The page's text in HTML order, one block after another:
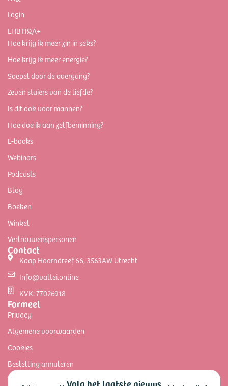
Login
LHBTIQA+
Hoe krijg ik meer zin in seks?
Hoe krijg ik meer energie?
Soepel door de overgang?
Zeven sluiers van de liefde?
Is dit ook voor mannen?
Hoe doe ik aan zelfbeminning?
E-books
Webinars
Podcasts
Blog
Boeken
Winkel
Vertrouwenspersonen
Contact
Kaap Hoorndreef 66, 3563AW Utrecht
Info@vallei.online
KVK: 77026918
Formeel
Privacy
Algemene voorwaarden
Cookies
Bestelling annuleren